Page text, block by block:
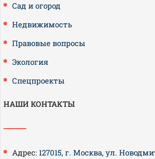
Сад и огород
Недвижимость
Правовые вопросы
Экология
Спецпроекты
НАШИ КОНТАКТЫ
Адрес: 127015, г. Москва, ул.